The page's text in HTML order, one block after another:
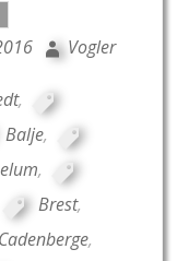
Vogler
,
Balje,
,
Brest,
Cadenberge,